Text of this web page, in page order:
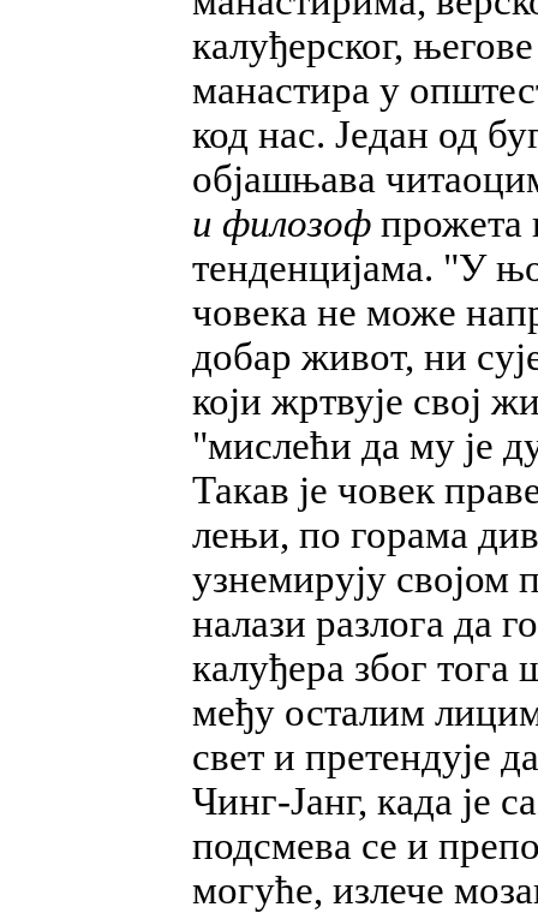
калуђерског,
манастира у
код нас. Један од
објашњава
и филозоф прожета
тенденцијама. "У
човека не може
добар живот, ни
који жртвује свој
"мислећи да му је
Такав је човек
лењи, по горама
узнемирују
налази разлога да
калуђера због тога
међу осталим
свет и претендује
Чинг-Јанг, када је
подсмева се и
могуће, излече